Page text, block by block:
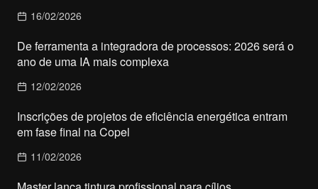
16/02/2026
De ferramenta a integradora de processos: 2026 será o
ano de uma IA mais complexa
12/02/2026
Inscrições de projetos de eficiência energética entram
em fase final na Copel
11/02/2026